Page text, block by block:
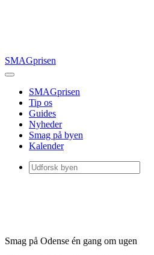
SMAGprisen
SMAGprisen
Tip os
Guides
Nyheder
Smag på byen
Kalender
Smag på Odense én gang om ugen